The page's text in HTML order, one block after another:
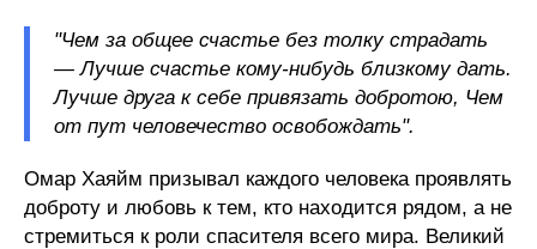
"Чем за общее счастье без толку страдать
— Лучше счастье кому-нибудь близкому дать.
Лучше друга к себе привязать добротою, Чем
от пут человечество освобождать".
Омар Хаяйм призывал каждого человека проявлять
доброту и любовь к тем, кто находится рядом, а не
стремиться к роли спасителя всего мира. Великий